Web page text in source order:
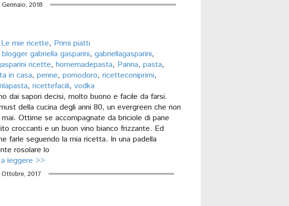
Gennaio, 2018
Le mie ricette, Primi piatti
gabriella gasparini, gabriellagasparini,
ricette, homemadepasta, Panna, pasta,
in casa, penne, pomodoro, ricetteconiprimi,
, ricettefacili, vodka
dai sapori decisi, molto buono e facile da farsi.
della cucina degli anni 80, un evergreen che non
Ottime se accompagnate da briciole di pane
croccanti e un buon vino bianco frizzante. Ed
farle seguendo la mia ricetta. In una padella
rosolare lo
leggere >>
2017